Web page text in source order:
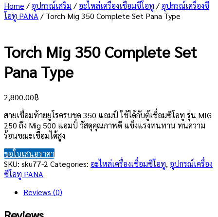
Home / อุปกรณ์เสริม / อะไหล่เครื่องเชื่อมซีโอทู / อุปกรณ์เครื่องซี
โอทู PANA / Torch Mig 350 Complete Set Pana Type
Torch Mig 350 Complete Set
Pana Type
2,800.00฿
สายเชื่อมท้ายยูโรครบชุด 350 แอมป์ ใช้ได้กับตู้เชื่อมซีโอทู รุ่น MIG
250 ถึง Mig 500 แอมป์ วัสดุคุณภาพดี แข็งแรงทนทาน ทนความ
ร้อนขณะเชื่อมได้สูง
ขอใบเสนอราคา
SKU: sku77-2 Categories: อะไหล่เครื่องเชื่อมซีโอทู, อุปกรณ์เครื่อง
ซีโอทู PANA
Reviews (0)